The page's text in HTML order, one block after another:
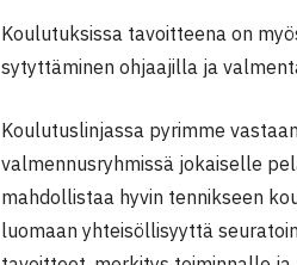
Koulutuksissa tavoitteena on
sytyttäminen ohjaajilla ja
Koulutuslinjassa pyrimme
valmennusryhmissä jokaiselle
mahdollistaa hyvin tennikseen
luomaan yhteisöllisyyttä